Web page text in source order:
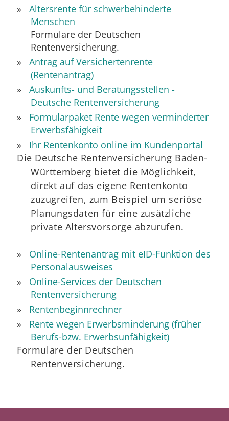
Altersrente für schwerbehinderte
Menschen
Formulare der Deutschen
Rentenversicherung.
Antrag auf Versichertenrente
(Rentenantrag)
Auskunfts- und Beratungsstellen -
Deutsche Rentenversicherung
Formularpaket Rente wegen verminderter
Erwerbsfähigkeit
Ihr Rentenkonto online im Kundenportal
Die Deutsche Rentenversicherung Baden-
Württemberg bietet die Möglichkeit,
direkt auf das eigene Rentenkonto
zuzugreifen, zum Beispiel um seriöse
Planungsdaten für eine zusätzliche
private Altersvorsorge abzurufen.
Online-Rentenantrag mit eID-Funktion des
Personalausweises
Online-Services der Deutschen
Rentenversicherung
Rentenbeginnrechner
Rente wegen Erwerbsminderung (früher
Berufs-bzw. Erwerbsunfähigkeit)
Formulare der Deutschen
Rentenversicherung.